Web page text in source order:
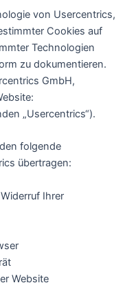
von Usercentrics,
Cookies auf
Technologien
zu dokumentieren.
GmbH,
„Usercentrics“).
folgende
übertragen:
Ihrer
Website